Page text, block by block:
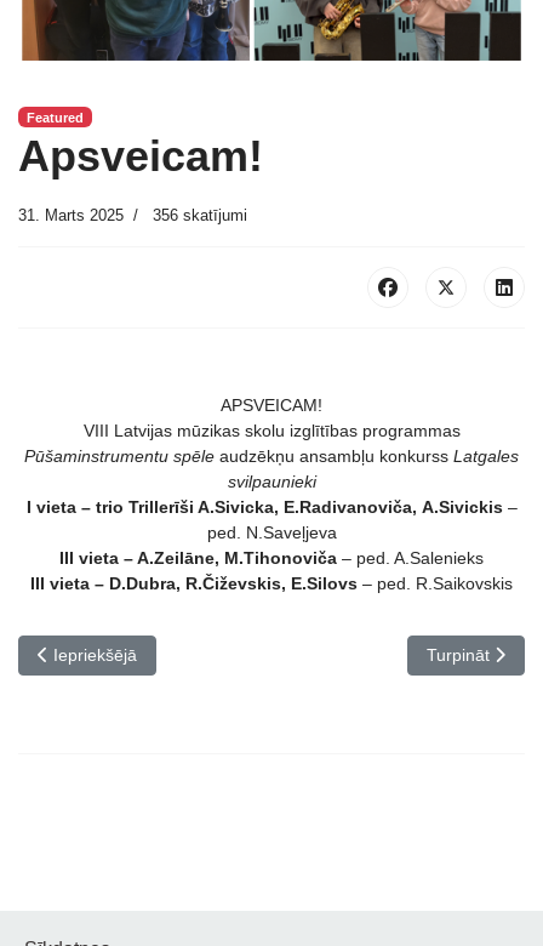
Featured
Apsveicam!
31. Marts 2025 356 skatījumi
APSVEICAM!
VIII Latvijas mūzikas skolu izglītības programmas
Pūšaminstrumentu spēle audzēkņu ansambļu konkurss Latgales
svilpaunieki
I vieta – trio Trillerīši A.Sivicka, E.Radivanoviča, A.Sivickis–
ped. N.Saveļjeva
III vieta – A.Zeilāne, M.Tihonoviča – ped. A.Salenieks
III vieta – D.Dubra, R.Čiževskis, E.Silovs – ped. R.Saikovskis
Iepriekšējais raksts: XII Starptautiskais Kameransambļu un
Iepriekšējā Nākamais
Turpināt